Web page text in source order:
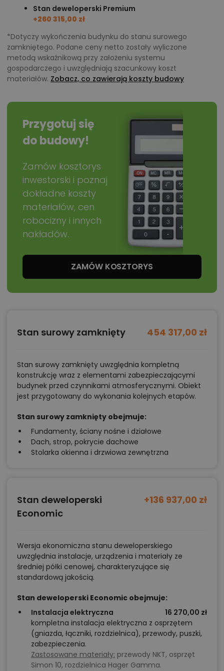
parterowego, wygodnego i ekonomicznego.
Chcesz uzyskać więcej informacji o tym
projekcie, na przykład:
projekty podobne - o zbliżonym układzie lub
parametrach,
optymalizacja kosztów budowy domu według
tego projektu,
informacje szczegółowe - np. wymiary
pomieszczeń, instalacje, materiały?
Zadzwoń52 384 49 90 lub NAPISZ
Stan deweloperski Premium
+260 315,00 zł
*Dotyczy wykończenia budynku do stanu surowego
zamkniętego. Podane ceny netto zostały wyliczone
metodą wskaźnikową przy założeniu systemu
gospodarczego i uwzględniają szacunkowy koszt
materiałów. Zobacz, co zawierają koszty budowy
Przygotuj się
do budowy!
Zamów kosztorys
inwestorski i poznaj
dokładne koszty
materiałów, cen
robocizny i innych
nakładów.
ZAMÓW KOSZTORYS
Stan surowy zamknięty 454 317,00 zł
Stan surowy zamknięty uwzględnia kompletną
konstrukcję wraz z elementami zabezpieczającymi
budynek przed czynnikami atmosferycznymi. Obiekt
jest przygotowany do wykonania kolejnych etapów.
Stan surowy zamknięty obejmuje:
Fundamenty, ściany nośne i działowe
Dach, strop, pokrycie dachowe
Stolarka okienna i drzwiowa zewnętrzna
Stan deweloperski
Economic
+136 937,00 zł
Wersja ekonomiczna stanu deweloperskiego
uwzględnia instalacje, urządzenia i materiały ze
średniej półki cenowej, charakteryzujące się
standardową jakością.
Stan deweloperski Economic obejmuje:
Instalacja elektryczna
16 270,00 zł
kompletna instalacja elektryczna z osprzętem
(gniazda, łączniki, rozdzielnica), przewody, puszki,
zabezpieczenia.
Zastosowane materiały: przewody NKT, osprzęt
Simon 10, rozdzielnica Hager Gamma.